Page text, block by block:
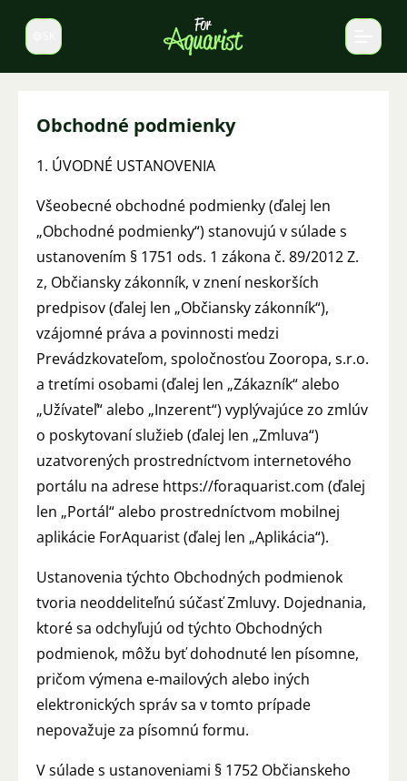
Prepnúť jazyk
Obchodné podmienky
1. ÚVODNÉ USTANOVENIA
Všeobecné obchodné podmienky (ďalej len
„Obchodné podmienky“) stanovujú v súlade s
ustanovením § 1751 ods. 1 zákona č. 89/2012 Z.
z, Občiansky zákonník, v znení neskorších
predpisov (ďalej len „Občiansky zákonník“),
vzájomné práva a povinnosti medzi
Prevádzkovateľom, spoločnosťou Zooropa, s.r.o.
a tretími osobami (ďalej len „Zákazník“ alebo
„Užívateľ“ alebo „Inzerent“) vyplývajúce zo zmlúv
o poskytovaní služieb (ďalej len „Zmluva“)
uzatvorených prostredníctvom internetového
portálu na adrese https://foraquarist.com (ďalej
len „Portál“ alebo prostredníctvom mobilnej
aplikácie ForAquarist (ďalej len „Aplikácia“).
Ustanovenia týchto Obchodných podmienok
tvoria neoddeliteľnú súčasť Zmluvy. Dojednania,
ktoré sa odchyľujú od týchto Obchodných
podmienok, môžu byť dohodnuté len písomne,
pričom výmena e-mailových alebo iných
elektronických správ sa v tomto prípade
nepovažuje za písomnú formu.
V súlade s ustanoveniami § 1752 Občianskeho